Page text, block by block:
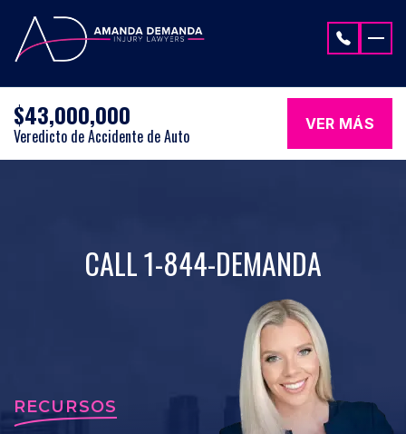
$43,000,000
Veredicto de Accidente de Auto
VER MÁS
CALL 1-844-DEMANDA
RECURSOS